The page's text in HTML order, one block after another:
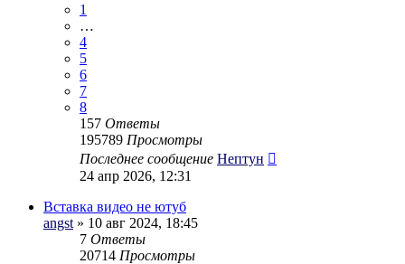
1
…
4
5
6
7
8
157 Ответы
195789 Просмотры
Последнее сообщение Нептун
24 апр 2026, 12:31
Вставка видео не ютуб
angst » 10 авг 2024, 18:45
7 Ответы
20714 Просмотры